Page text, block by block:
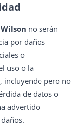
Wilson no serán
por daños
o
uso o la
incluyendo pero no
de datos o
advertido